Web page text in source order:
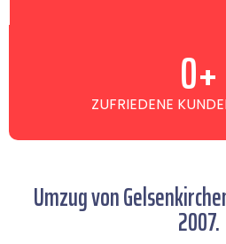
ZUFRIEDENE 0+
Umzug von
2007.